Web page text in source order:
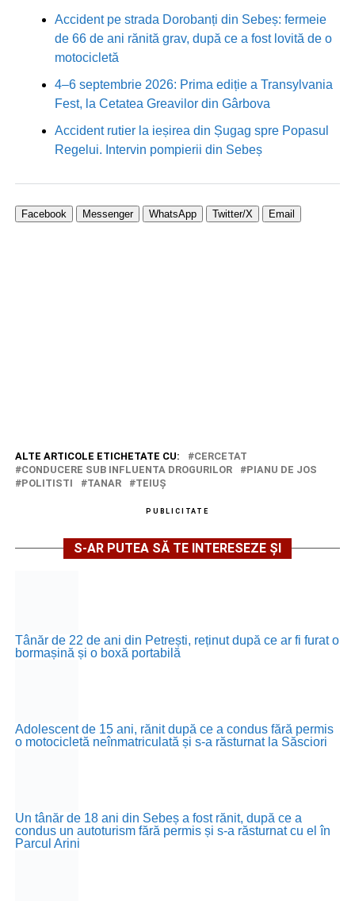
Accident pe strada Dorobanți din Sebeș: fermeie
de 66 de ani rănită grav, după ce a fost lovită de o
motocicletă
4–6 septembrie 2026: Prima ediție a Transylvania
Fest, la Cetatea Greavilor din Gârbova
Accident rutier la ieșirea din Șugag spre Popasul
Regelui. Intervin pompierii din Sebeș
Facebook Messenger WhatsApp Twitter/X Email
ALTE ARTICOLE ETICHETATE CU:
CERCETAT
CONDUCERE SUB INFLUENTA DROGURILOR
PIANU DE JOS
POLITISTI
TANAR TEIUŞ
PUBLICITATE
S-AR PUTEA SĂ TE INTERESEZE ȘI
Tânăr de 22 de ani din Petrești, reținut după ce ar fi furat o
bormașină și o boxă portabilă
Adolescent de 15 ani, rănit după ce a condus fără permis
o motocicletă neînmatriculată și s-a răsturnat la Săsciori
Un tânăr de 18 ani din Sebeș a fost rănit, după ce a
condus un autoturism fără permis și s-a răsturnat cu el în
Parcul Arini